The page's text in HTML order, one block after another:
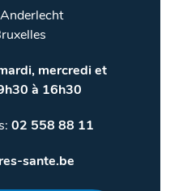
mercredi et
à 16h30
02 558 88 11
sante.be